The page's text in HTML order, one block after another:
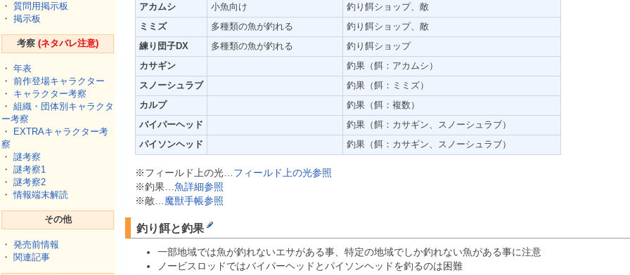
・ 質問用掲示板
・ 掲示板
考察 (ネタバレ注意)
・ 年表
・ 前作登場キャラクター
・ キャラクター考察
・ 組織・団体別キャラクタ
ー考察
・
EXTRAキャラクター考
察
・ 謎考察
・ 謎考察1
・ 謎考察2
・情報端末解読
その他
・ 発売前情報
・ 関連記事
アカムシ
小魚向け
釣り餌ショップ、敵
ミミズ
多種類の魚が釣れる
釣り餌ショップ、敵
練り団子DX
多種類の魚が釣れる
釣り餌ショップ
カサギン
釣果（餌：アカムシ）
スノーシュラブ
釣果（餌：ミミズ）
カルプ
釣果（餌：複数）
バイパーヘッド
釣果（餌：カサギン、スノーシュラブ）
パイソンヘッド
釣果（餌：カサギン、スノーシュラブ）
※フィールド上の光… フィールド上の光参照
※釣果… 魚詳細参照
※敵… 魔獣手帳参照
釣り餌と釣果
一部地域では魚が釣れないエサがある事、特定の地域でしか釣れない魚がある事に注意
ノービスロッドではバイパーヘッドとパイソンヘッドを釣るのは困難